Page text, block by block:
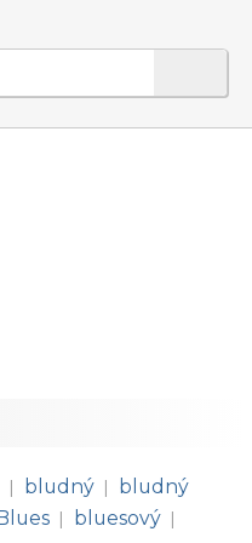
| bludný |
bludný
| bluesový |